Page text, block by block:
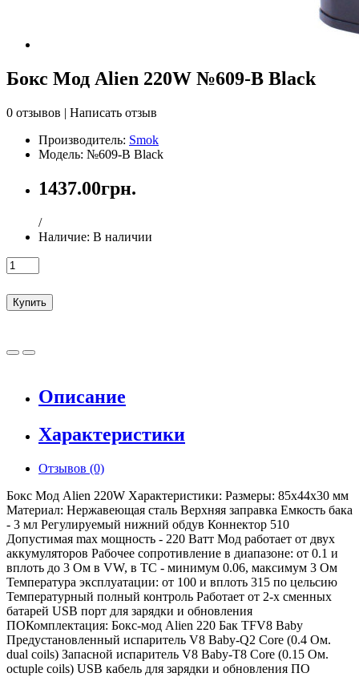
Бокс Мод Alien 220W №609-B Black
0 отзывов | Написать отзыв
Производитель: Smok
Модель: №609-B Black
1437.00грн.
/
Наличие: В наличии
Купить
Описание
Характеристики
Отзывов (0)
Бокс Мод Alien 220W Характеристики: Размеры: 85х44х30 мм
Материал: Нержавеющая сталь Верхняя заправка Емкость бака
- 3 мл Регулируемый нижний обдув Коннектор 510
Допустимая max мощность - 220 Ватт Мод работает от двух
аккумуляторов Рабочее сопротивление в диапазоне: от 0.1 и
вплоть до 3 Ом в VW, в TC - минимум 0.06, максимум 3 Ом
Температура эксплуатации: от 100 и вплоть 315 по цельсию
Температурный полный контроль Работает от 2-х сменных
батарей USB порт для зарядки и обновления
ПОКомплектация: Бокс-мод Alien 220 Бак TFV8 Baby
Предустановленный испаритель V8 Baby-Q2 Core (0.4 Ом.
dual coils) Запасной испаритель V8 Baby-T8 Core (0.15 Ом.
octuple coils) USB кабель для зарядки и обновления ПО